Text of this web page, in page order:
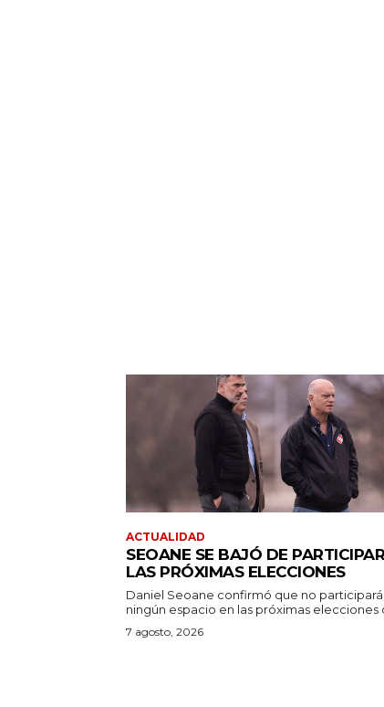
ACTUALIDAD
SEOANE SE BAJÓ DE
LAS PRÓXIMAS ELECCIONES
Daniel Seoane confirmó que no
ningún espacio en las próximas elecciones
7 agosto, 2026